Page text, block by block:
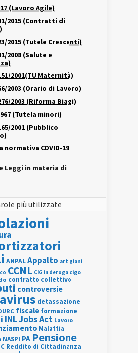
(Lavoro Agile)
2015 (Contratti di
2015 (Tutele Crescenti)
2008 (Salute e
2001(TU Maternità)
2003 (Orario di Lavoro)
2003 (Riforma Biagi)
(Tutela minori)
2001 (Pubblico
normativa COVID-19
Leggi in materia di
più utilizzate
ANPALAppalto artigiani
CCNL CIG in deroga cigo
contratto collettivo
controversie
detassazione
fiscale formazione
INLJobs Act Lavoro
Malattia
NASPI PA Pensione
Reddito di Cittadinanza